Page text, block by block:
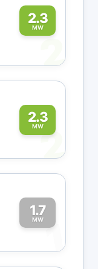
2.3
MW
2
2.3
MW2
1.7
MW1